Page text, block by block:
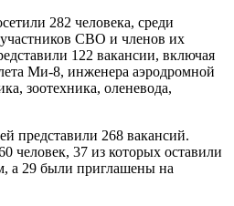
282 человека, среди
СВО и членов их
122 вакансии, включая
Ми-8, инженера аэродромной
зоотехника, оленевода,
представили 268 вакансий.
человек, 37 из которых оставили
а 29 были приглашены на